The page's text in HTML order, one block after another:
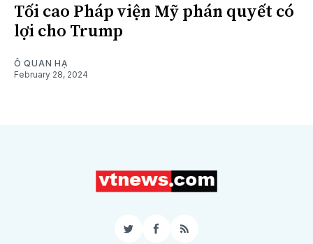
Tối cao Pháp viện Mỹ phán quyết có
lợi cho Trump
Ô QUAN HẠ
February 28, 2024
TwitterFacebook
RSS